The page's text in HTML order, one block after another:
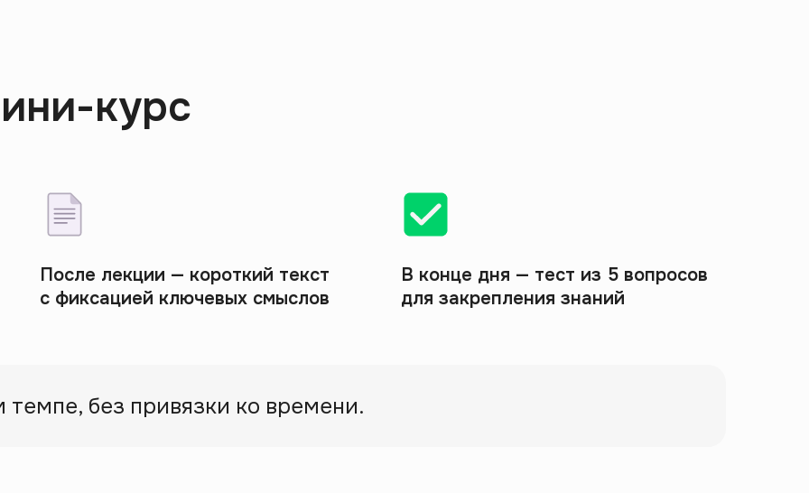
курс
После лекции — короткий текст
с фиксацией ключевых смыслов
В конце дня — тест из 5 вопросов
для закрепления знаний
без привязки ко времени.